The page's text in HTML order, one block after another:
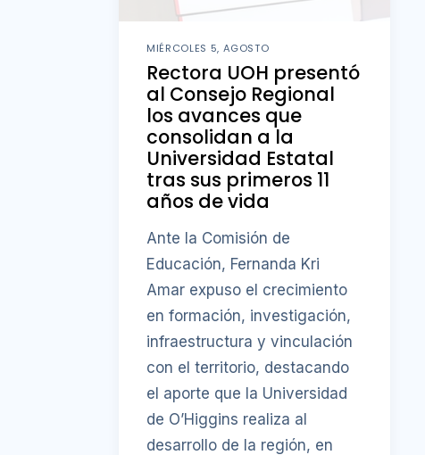
MIÉRCOLES 5, AGOSTO
Rectora UOH presentó
al Consejo Regional
los avances que
consolidan a la
Universidad Estatal
tras sus primeros 11
años de vida
Ante la Comisión de
Educación, Fernanda Kri
Amar expuso el crecimiento
en formación, investigación,
infraestructura y vinculación
con el territorio, destacando
el aporte que la Universidad
de O’Higgins realiza al
desarrollo de la región, en